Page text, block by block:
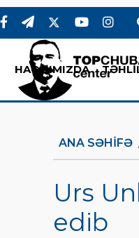
HAQQIMIZDA
ANA SƏHIFƏ
Urs
edib